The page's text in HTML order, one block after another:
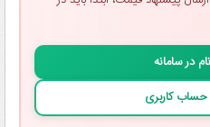
در سامانه
حساب کاربری